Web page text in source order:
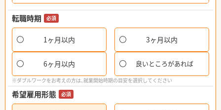
転職時期 必須
1ヶ月以内 3ヶ月以内
6ヶ月以内 良いところがあれば
※ダブルワークをお考えの方は、就業開始時期の目安を選択してください
希望雇用形態 必須